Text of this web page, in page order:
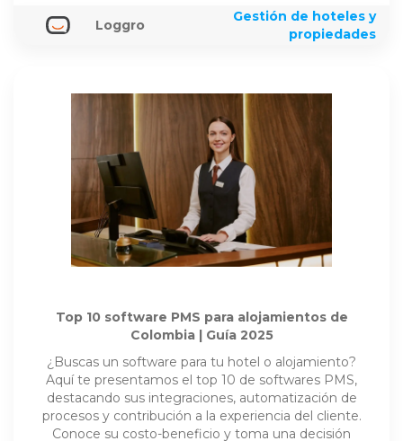
Loggro
Gestión de hoteles y
propiedades
Top 10 software PMS para alojamientos de
Colombia | Guía 2025
¿Buscas un software para tu hotel o alojamiento?
Aquí te presentamos el top 10 de softwares PMS,
destacando sus integraciones, automatización de
procesos y contribución a la experiencia del cliente.
Conoce su costo-beneficio y toma una decisión